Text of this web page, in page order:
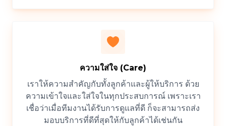
ความใส่ใจ (Care)
เราให้ความสำคัญกับทั้งลูกค้าและผู้ให้บริการ ด้วย
ความเข้าใจและใส่ใจในทุกประสบการณ์ เพราะเรา
เชื่อว่าเมื่อทีมงานได้รับการดูแลที่ดี ก็จะสามารถส่ง
มอบบริการที่ดีที่สุดให้กับลูกค้าได้เช่นกัน